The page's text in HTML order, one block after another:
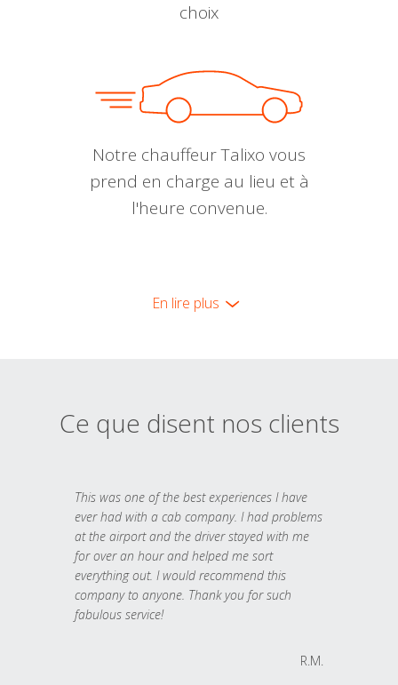
choix
Notre chauffeur Talixo vous
prend en charge au lieu et à
l'heure convenue.
En lire plus
Ce que disent nos clients
This was one of the best experiences I have
ever had with a cab company. I had problems
at the airport and the driver stayed with me
for over an hour and helped me sort
everything out. I would recommend this
company to anyone. Thank you for such
fabulous service!
R.M.